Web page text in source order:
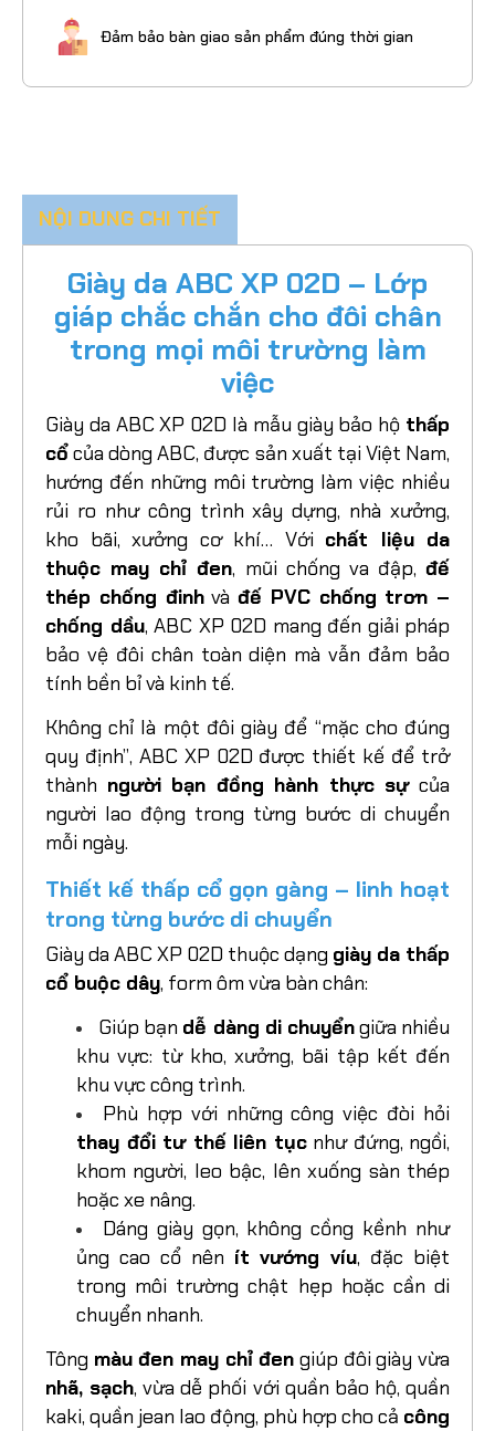
Đảm bảo bàn giao sản phẩm đúng thời gian
NỘI DUNG CHI TIẾT
Giày da ABC XP 02D – Lớp
giáp chắc chắn cho đôi chân
trong mọi môi trường làm
việc
Giày da ABC XP 02D là mẫu giày bảo hộ thấp
cổcủa dòng ABC, được sản xuất tại Việt Nam,
hướng đến những môi trường làm việc nhiều
rủi ro như công trình xây dựng, nhà xưởng,
kho bãi, xưởng cơ khí… Với chất liệu da
thuộc may chỉ đen, mũi chống va đập, đế
thép chống đinhvà đế PVC chống trơn –
chống dầu, ABC XP 02D mang đến giải pháp
bảo vệ đôi chân toàn diện mà vẫn đảm bảo
tính bền bỉ và kinh tế.
Không chỉ là một đôi giày để “mặc cho đúng
quy định”, ABC XP 02D được thiết kế để trở
thành người bạn đồng hành thực sựcủa
người lao động trong từng bước di chuyển
mỗi ngày.
Thiết kế thấp cổ gọn gàng – linh hoạt
trong từng bước di chuyển
Giày da ABC XP 02D thuộc dạng giày da thấp
cổ buộc dây, form ôm vừa bàn chân:
Giúp bạn dễ dàng di chuyểngiữa nhiều
khu vực: từ kho, xưởng, bãi tập kết đến
khu vực công trình.
Phù hợp với những công việc đòi hỏi
thay đổi tư thế liên tụcnhư đứng, ngồi,
khom người, leo bậc, lên xuống sàn thép
hoặc xe nâng.
Dáng giày gọn, không cồng kềnh như
ủng cao cổ nên ít vướng víu, đặc biệt
trong môi trường chật hẹp hoặc cần di
chuyển nhanh.
Tông màu đen may chỉ đen giúp đôi giày vừa
nhã, sạch, vừa dễ phối với quần bảo hộ, quần
kaki, quần jean lao động, phù hợp cho cả công